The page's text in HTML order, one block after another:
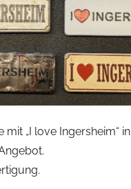
mit „I love Ingersheim“ in